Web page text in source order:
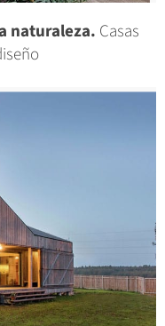
naturaleza. Casas